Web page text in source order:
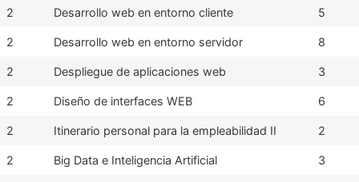
2 Desarrollo web en entorno cliente 5
2 Desarrollo web en entorno servidor 8
2 Despliegue de aplicaciones web 3
2 Diseño de interfaces WEB 6
2 Itinerario personal para la empleabilidad II 2
2 Big Data e Inteligencia Artificial 3